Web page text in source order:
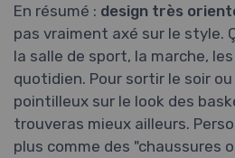
En résumé : design très
pas vraiment axé sur le style.
la salle de sport, la marche,
quotidien. Pour sortir le soir
pointilleux sur le look des
trouveras mieux ailleurs.
plus comme des "chaussures